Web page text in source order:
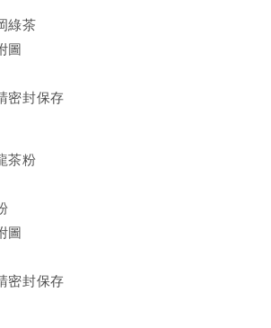
綠茶
圖
密封保存
茶粉
圖
密封保存